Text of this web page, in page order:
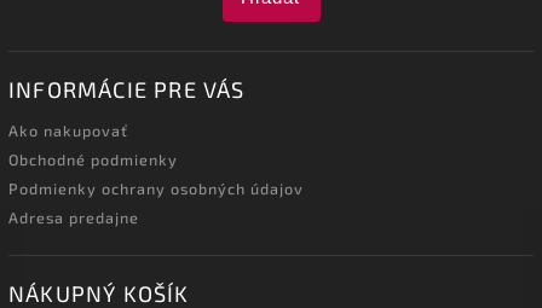
INFORMÁCIE PRE VÁS
Ako nakupovať
Obchodné podmienky
Podmienky ochrany osobných údajov
Adresa predajne
NÁKUPNÝ KOŠÍK